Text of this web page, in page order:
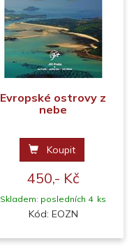
Evropské ostrovy z
nebe
Koupit
450,- Kč
Skladem: posledních 4 ks
Kód: EOZN